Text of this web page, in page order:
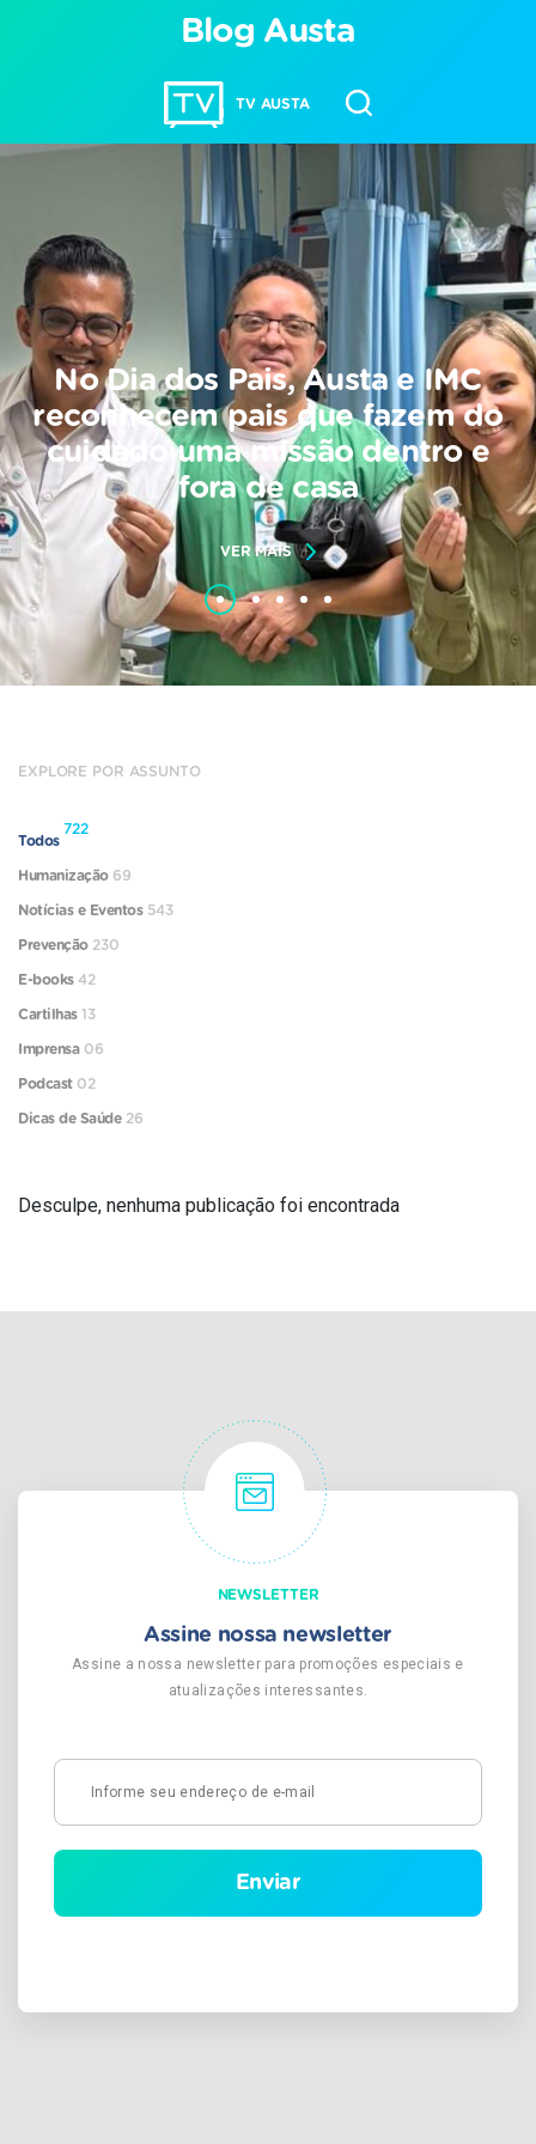
TV AUSTA
Blog Austa
No Dia dos Pais, Austa e IMC
reconhecem pais que fazem do
cuidado uma missão dentro e
fora de casa
VER MAIS
Desculpe, nenhuma publicação foi encontrada
EXPLORE POR ASSUNTO
Todos
722
Humanização 69
Notícias e Eventos 543
Prevenção 230
E-books 42
Cartilhas13
Imprensa 06
Podcast 02
Dicas de Saúde 26
NEWSLETTER
Assine nossa newsletter
Assine a nossa newsletter para promoções especiais e
atualizações interessantes.